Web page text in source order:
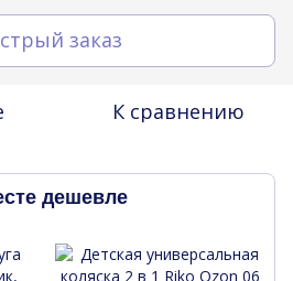
заказ
К сравнению
дешевле